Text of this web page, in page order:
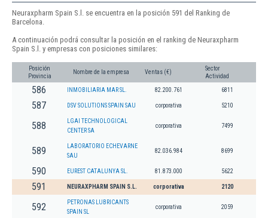
Neuraxpharm Spain S.l. se encuentra en la posición 591 del Ranking de
Barcelona.
A continuación podrá consultar la posición en el ranking de Neuraxpharm
Spain S.l. y empresas con posiciones similares:
Posición
Provincia
Nombre de la empresa Ventas (€)
Sector
Actividad
586 INMOBILIARIA MAR SL. 82.200.761 6811
587 DSV SOLUTIONS SPAIN SAU corporativa 5210
588
LGAI TECHNOLOGICAL
CENTER SA
corporativa 7499
589
LABORATORIO ECHEVARNE
SAU
82.036.984 8699
590 EUREST CATALUNYA SL. 81.873.000 5622
591 NEURAXPHARM SPAIN S.L. corporativa 2120
592
PETRONAS LUBRICANTS
SPAIN SL
corporativa 2059